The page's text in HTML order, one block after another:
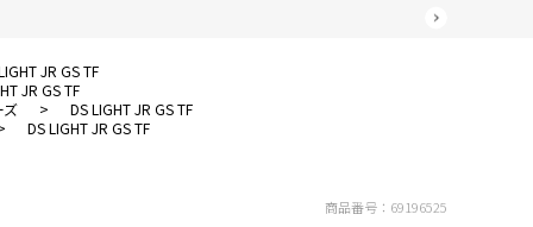
JR GS TF
JR GS TF
ズ >
DS LIGHT JR GS TF
DS LIGHT JR GS TF
商品番号： 69196525